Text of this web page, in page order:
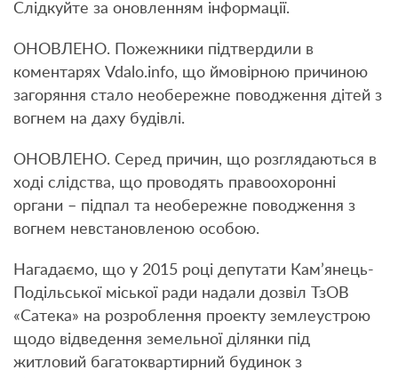
Слідкуйте за оновленням інформації.
ОНОВЛЕНО. Пожежники підтвердили в
коментарях Vdalo.info, що ймовірною причиною
загоряння стало необережне поводження дітей з
вогнем на даху будівлі.
ОНОВЛЕНО. Серед причин, що розглядаються в
ході слідства, що проводять правоохоронні
органи – підпал та необережне поводження з
вогнем невстановленою особою.
Нагадаємо, що у 2015 році депутати Кам’янець-
Подільської міської ради надали дозвіл ТзОВ
«Сатека» на розроблення проекту землеустрою
щодо відведення земельної ділянки під
житловий багатоквартирний будинок з